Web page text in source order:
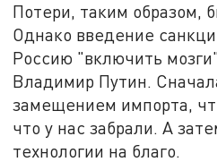
Потери, таким образом,
Однако введение
Россию "включить
Владимир Путин.
замещением импорта,
что у нас забрали. А
технологии на благо.